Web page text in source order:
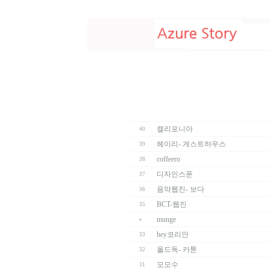
40 캘리포니아
39 헤이리- 게스트하우스
38 coffeero
37 디자인스푼
36 음악웹진- 보다
35
BCT-웹진
munge
33 hey코리안
32 올드독- 카툰
31 모모수